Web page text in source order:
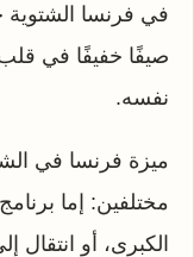
في فرنسا الشتوية
صيفًا خفيفًا في قلب
نفسه.
ميزة فرنسا في
مختلفين: إما
الكبرى، أو